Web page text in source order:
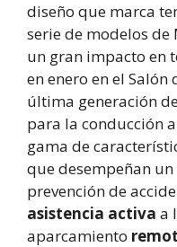
diseño que marca
serie de modelos de
un gran impacto en
en enero en el
última generación
para la conducción
gama de
que desempeñan
prevención de
asistencia activa a
aparcamiento